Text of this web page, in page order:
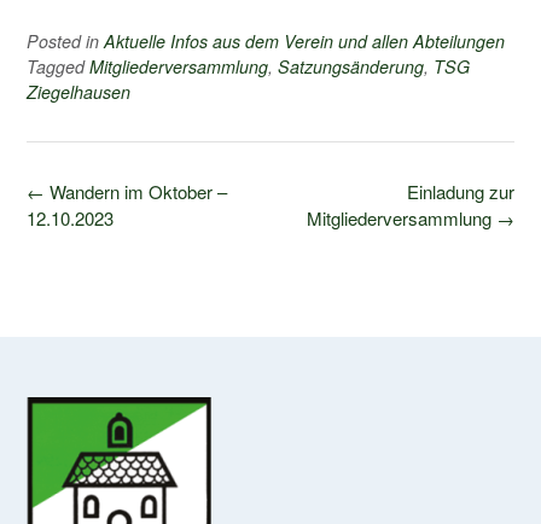
Posted in Aktuelle Infos aus dem Verein und allen Abteilungen
TaggedMitgliederversammlung, Satzungsänderung, TSG
Ziegelhausen
Post
navigation
Einladung zur
Mitgliederversammlung →
← Wandern im Oktober –
12.10.2023